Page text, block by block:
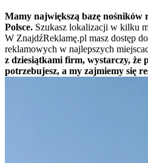
Mamy największą bazę nośników
Polsce. Szukasz lokalizacji w kilku
W ZnajdźReklamę.pl masz dostęp
reklamowych w najlepszych
z dziesiątkami firm, wystarczy, że
potrzebujesz, a my zajmiemy się